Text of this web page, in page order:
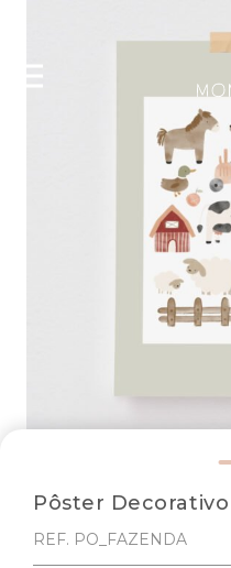
Pôster
REF. PO_FAZENDA